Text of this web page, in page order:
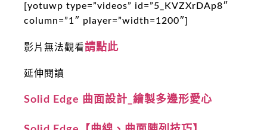
[yotuwp type=”videos” id=”5_KVZXrDAp8″
column=”1″ player=”width=1200″]
影片無法觀看請點此
延伸閱讀
Solid Edge 曲面設計_繪製多邊形愛心